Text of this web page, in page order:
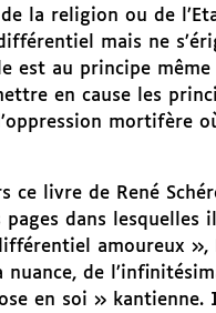
la religion ou de
mais ne
est au principe
en cause les
mortifère
ce livre de René
dans lesquelles
amoureux »,
de
en soi »